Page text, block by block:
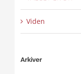
Viden
Arkiver